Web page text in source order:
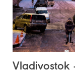
Vladivostok